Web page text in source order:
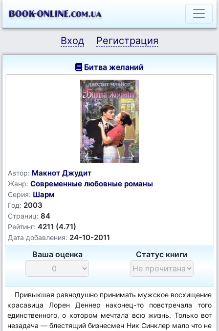
Вход Регистрация
Битва желаний
Автор: Макнот Джудит
Жанр: Современные любовные романы
Серия: Шарм
Год: 2003
Страниц: 84
Рейтинг: 4211 (4.71)
Дата добавления: 24-10-2011
Ваша оценка Статус книги
Привыкшая равнодушно принимать мужское восхищение
красавица Лорен Деннер наконец-то повстречала того
единственного, о котором мечтала всю жизнь. Только вот
незадача — блестящий бизнесмен Ник Синклер мало что не